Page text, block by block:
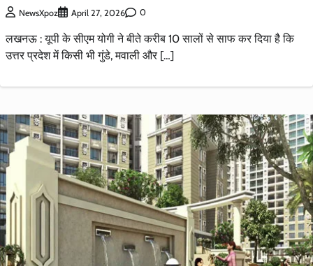
NewsXpoz April 27, 2026 0
लखनऊ : यूपी के सीएम योगी ने बीते करीब 10 सालों से साफ कर दिया है कि
उत्तर प्रदेश में किसी भी गुंडे, मवाली और […]